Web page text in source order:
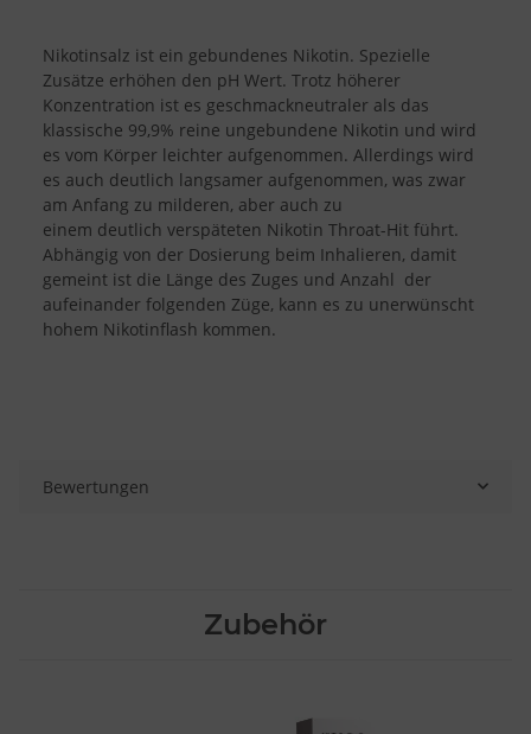
Nikotinsalz ist ein gebundenes Nikotin. Spezielle
Zusätze erhöhen den pH Wert. Trotz höherer
Konzentration ist es geschmackneutraler als das
klassische 99,9% reine ungebundene Nikotin und wird
es vom Körper leichter aufgenommen. Allerdings wird
es auch deutlich langsamer aufgenommen, was zwar
am Anfang zu milderen, aber auch zu
einem deutlich verspäteten Nikotin Throat-Hit führt.
Abhängig von der Dosierung beim Inhalieren, damit
gemeint ist die Länge des Zuges und Anzahl der
aufeinander folgenden Züge, kann es zu unerwünscht
hohem Nikotinflash kommen.
Bewertungen
Zubehör